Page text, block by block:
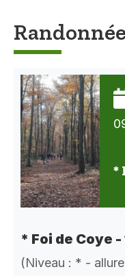
*
* Foi de Coye -
(Niveau : * -